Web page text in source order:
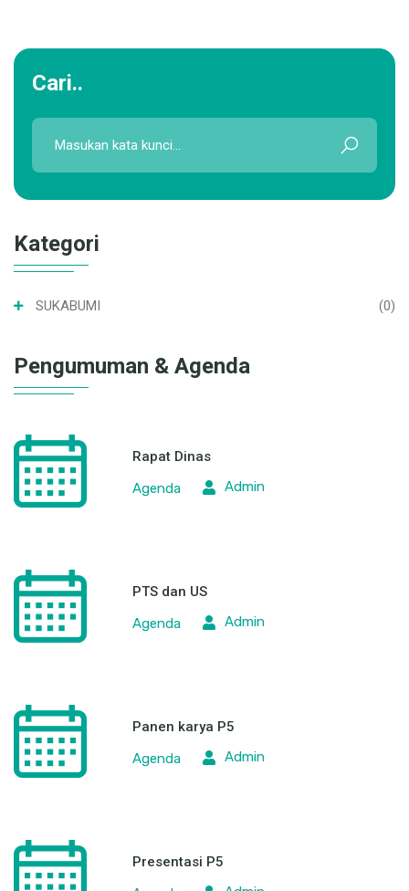
Cari..
Kategori
SUKABUMI (0)
Pengumuman & Agenda
Rapat Dinas
Agenda
Admin
PTS dan US
Agenda
Admin
Panen karya P5
Agenda
Admin
Presentasi P5